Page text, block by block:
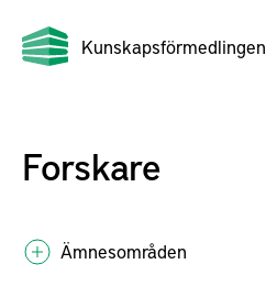
Kunskapsförmedlingen
Forskare
Ämnesområden